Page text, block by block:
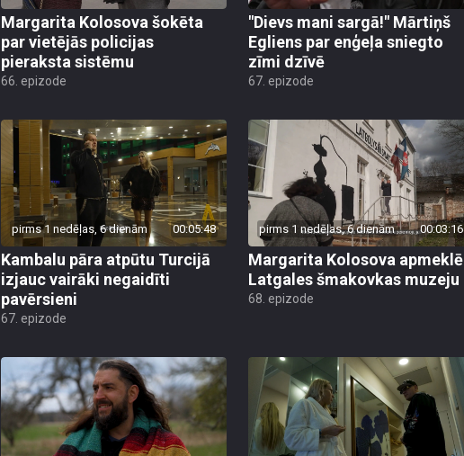
Margarita Kolosova šokēta
par vietējās policijas
pieraksta sistēmu
66. epizode
"Dievs mani sargā!" Mārtiņš
Egliens par enģeļa sniegto
zīmi dzīvē
67. epizode
pirms 1 nedēļas, 6 dienām 00:05:48
Kambalu pāra atpūtu Turcijā
izjauc vairāki negaidīti
pavērsieni
67. epizode
pirms 1 nedēļas, 6 dienām 00:03:16
Margarita Kolosova apmeklē
Latgales šmakovkas muzeju
68. epizode